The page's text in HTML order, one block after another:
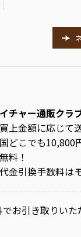
チャー通販クラ
上金額に応じて
どこでも10,800
料！
代金引換手数料は
お引き取りいた